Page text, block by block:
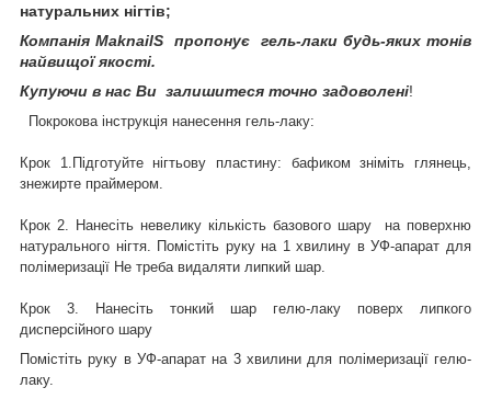
натуральних нігтів;
Компанія MaknailS пропонує гель-лаки будь-яких тонів
найвищої якості.
Купуючи в нас Ви залишитеся точно задоволені!
Покрокова інструкція нанесення гель-лаку:
Крок 1.Підготуйте нігтьову пластину: бафиком зніміть глянець,
знежирте праймером.
Крок 2. Нанесіть невелику кількість базового шару на поверхню
натурального нігтя. Помістіть руку на 1 хвилину в УФ-апарат для
полімеризації Не треба видаляти липкий шар.
Крок 3. Нанесіть тонкий шар гелю-лаку поверх липкого
дисперсійного шару
Помістіть руку в УФ-апарат на 3 хвилини для полімеризації гелю-
лаку.